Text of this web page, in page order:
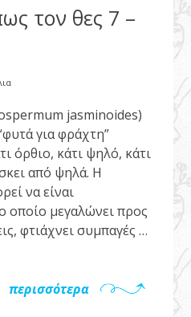
τον θες 7 –
jasminoides)
για φράχτη”
όρθιο, κάτι ψηλό, κάτι
από ψηλά. Η
να είναι
οποίο μεγαλώνει προς
φτιάχνει συμπαγές …
περισσότερα